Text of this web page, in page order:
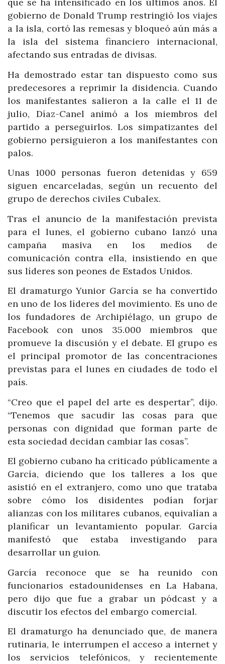
que se ha intensificado en los últimos años. El
gobierno de Donald Trump restringió los viajes
a la isla, cortó las remesas y bloqueó aún más a
la isla del sistema financiero internacional,
afectando sus entradas de divisas.
Ha demostrado estar tan dispuesto como sus
predecesores a reprimir la disidencia. Cuando
los manifestantes salieron a la calle el 11 de
julio, Díaz-Canel animó a los miembros del
partido a perseguirlos. Los simpatizantes del
gobierno persiguieron a los manifestantes con
palos.
Unas 1000 personas fueron detenidas y 659
siguen encarceladas, según un recuento del
grupo de derechos civiles Cubalex.
Tras el anuncio de la manifestación prevista
para el lunes, el gobierno cubano lanzó una
campaña masiva en los medios de
comunicación contra ella, insistiendo en que
sus líderes son peones de Estados Unidos.
El dramaturgo Yunior García se ha convertido
en uno de los líderes del movimiento. Es uno de
los fundadores de Archipiélago, un grupo de
Facebook con unos 35.000 miembros que
promueve la discusión y el debate. El grupo es
el principal promotor de las concentraciones
previstas para el lunes en ciudades de todo el
país.
“Creo que el papel del arte es despertar”, dijo.
“Tenemos que sacudir las cosas para que
personas con dignidad que forman parte de
esta sociedad decidan cambiar las cosas”.
El gobierno cubano ha criticado públicamente a
García, diciendo que los talleres a los que
asistió en el extranjero, como uno que trataba
sobre cómo los disidentes podían forjar
alianzas con los militares cubanos, equivalían a
planificar un levantamiento popular. García
manifestó que estaba investigando para
desarrollar un guion.
García reconoce que se ha reunido con
funcionarios estadounidenses en La Habana,
pero dijo que fue a grabar un pódcast y a
discutir los efectos del embargo comercial.
El dramaturgo ha denunciado que, de manera
rutinaria, le interrumpen el acceso a internet y
los servicios telefónicos, y recientemente